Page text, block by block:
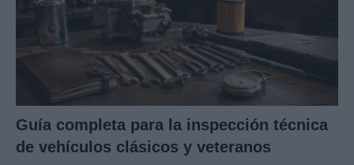
Guía completa para la inspección técnica
de vehículos clásicos y veteranos